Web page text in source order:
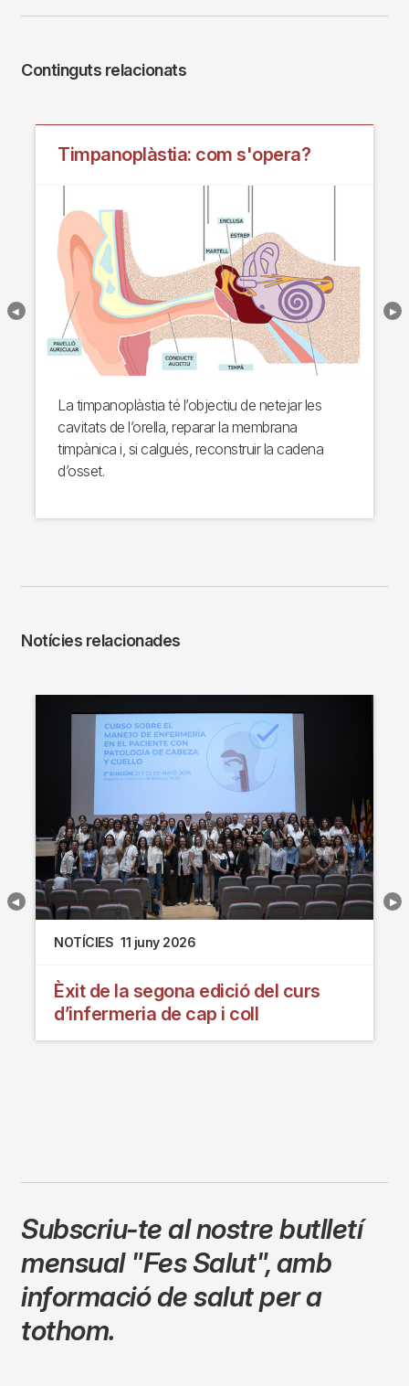
Continguts relacionats
Timpanoplàstia: com s'opera?
La timpanoplàstia té l’objectiu de netejar les
cavitats de l’orella, reparar la membrana
timpànica i, si calgués, reconstruir la cadena
d’osset.
Notícies relacionades
NOTÍCIES 11 juny 2026
Èxit de la segona edició del curs
d’infermeria de cap i coll
Subscriu-te al nostre butlletí
mensual "Fes Salut",amb
informació de salut per a
tothom.